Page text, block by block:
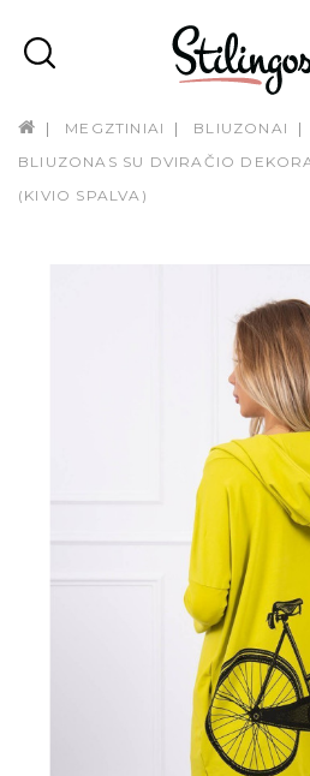
MEGZTINIAI
BLIUZONAI
BLIUZONAS SU DVIRAČIO
(KIVIO SPALVA)